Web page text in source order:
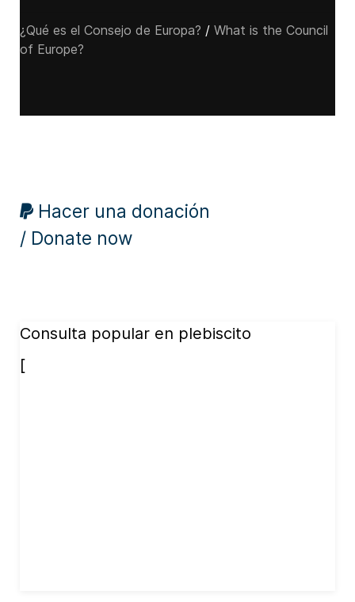
¿Qué es el Consejo de Europa? / What is the Council
of Europe?
Hacer una donación
/ Donate now
Consulta popular en plebiscito
[